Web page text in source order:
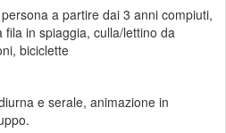
a partire dai 3 anni compiuti,
in spiaggia, culla/lettino da
biciclette
e serale, animazione in